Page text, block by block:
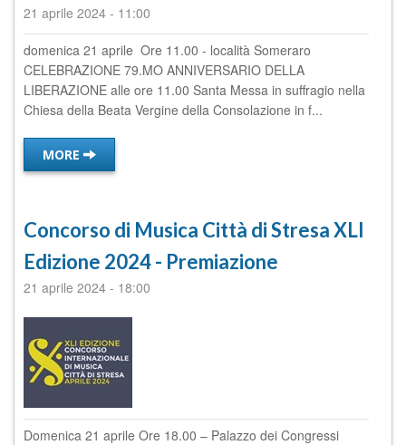
21 aprile 2024 - 11:00
domenica 21 aprile Ore 11.00 - località Someraro
CELEBRAZIONE 79.MO ANNIVERSARIO DELLA
LIBERAZIONE alle ore 11.00 Santa Messa in suffragio nella
Chiesa della Beata Vergine della Consolazione in f...
MORE
Concorso di Musica Città di Stresa XLI
Edizione 2024 - Premiazione
21 aprile 2024 - 18:00
Domenica 21 aprile Ore 18.00 – Palazzo dei Congressi